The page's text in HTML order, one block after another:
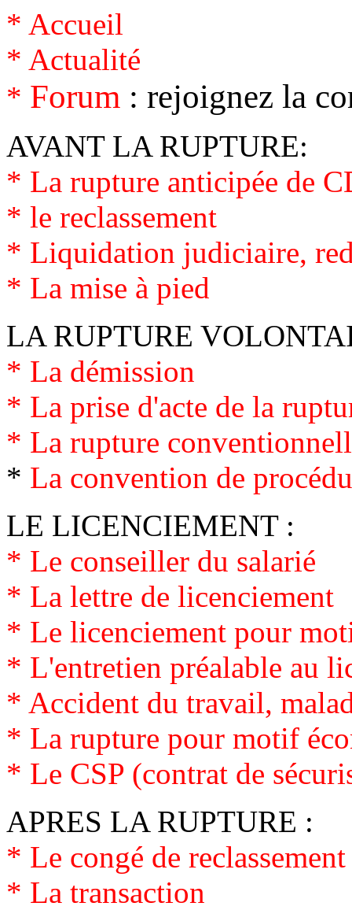
* Accueil
* Actualité
* Forum : rejoignez la
AVANT LA RUPTURE:
* La rupture anticipée de
* le reclassement
* Liquidation judiciaire,
* La mise à pied
LA RUPTURE
* La démission
* La prise d'acte de la
* La rupture
* La convention de
LE LICENCIEMENT :
* Le conseiller du salarié
* La lettre de licenciement
* Le licenciement pour
* L'entretien préalable au
* Accident du travail,
* La rupture pour motif
* Le CSP (contrat de
APRES LA RUPTURE :
* Le congé de reclassement
* La transaction